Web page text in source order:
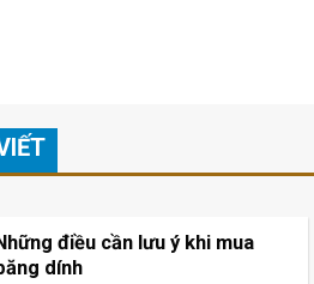
điều cần lưu ý khi mua
dính